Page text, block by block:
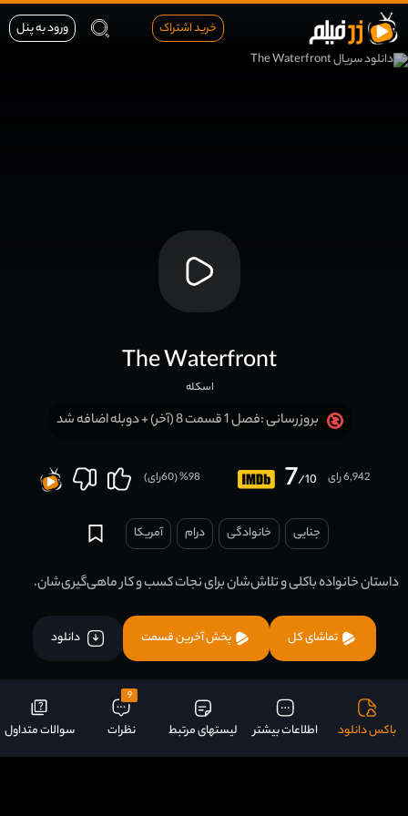
خرید اشتراک ورود به پنل
The Waterfront
اسکله
بروزرسانی :فصل 1 قسمت 8 (آخر) + دوبله اضافه شد
7/10 6,942 رای 98
% (
60رای)
جنایی خانوادگی درام آمریکا
داستان خانواده باکلی و تلاش‌شان برای نجات کسب و کار ماهی‌گیری‌شان.
تماشای کل پخش آخرین قسمت دانلود
باکس دانلود اطلاعات بیشتر لیستهای مرتبط
9
نظرات سوالات متداول